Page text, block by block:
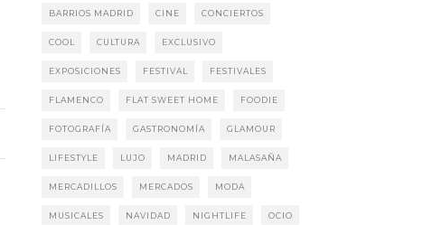
BARRIOS MADRID CINE CONCIERTOS
COOL CULTURA EXCLUSIVO
EXPOSICIONES FESTIVAL FESTIVALES
FLAMENCO FLAT SWEET HOME FOODIE
FOTOGRAFÍA GASTRONOMÍA GLAMOUR
LIFESTYLE LUJO MADRID MALASAÑA
MERCADILLOS MERCADOS MODA
MUSICALES NAVIDAD NIGHTLIFE OCIO